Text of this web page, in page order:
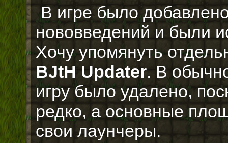
В игре было
нововведений и были
Хочу упомянуть
BJtH Updater. В
игру было удалено,
редко, а основные
свои лаунчеры.